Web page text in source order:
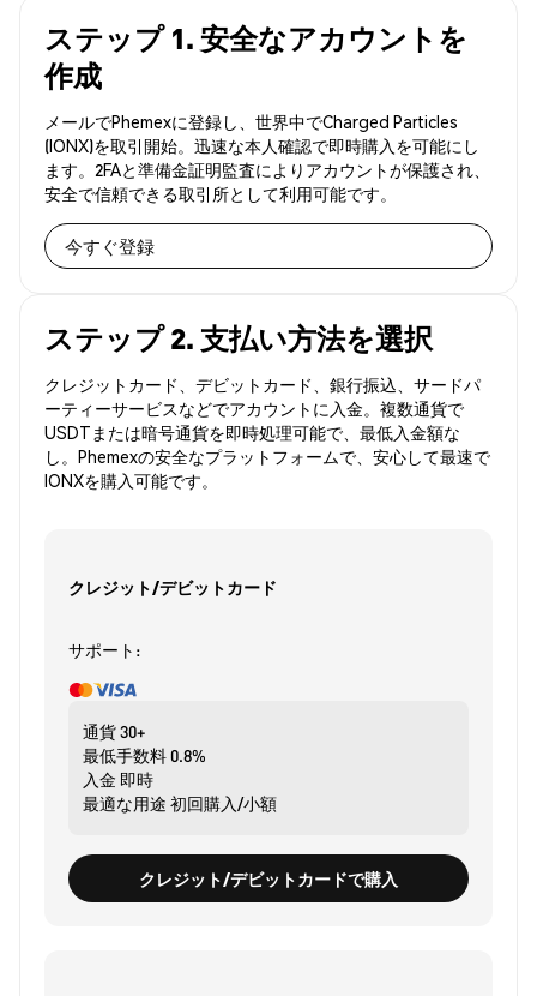
ステップ 1. 安全なアカウントを
作成
メールでPhemexに登録し、世界中でCharged Particles
(IONX)を取引開始。迅速な本人確認で即時購入を可能にし
ます。2FAと準備金証明監査によりアカウントが保護され、
安全で信頼できる取引所として利用可能です。
今すぐ登録
ステップ 2. 支払い方法を選択
クレジットカード、デビットカード、銀行振込、サードパ
ーティーサービスなどでアカウントに入金。複数通貨で
USDTまたは暗号通貨を即時処理可能で、最低入金額な
し。Phemexの安全なプラットフォームで、安心して最速で
IONXを購入可能です。
クレジット/デビットカード
サポート:
通貨30+
最低手数料0.8%
入金 即時
最適な用途 初回購入/小額
クレジット/デビットカードで購入